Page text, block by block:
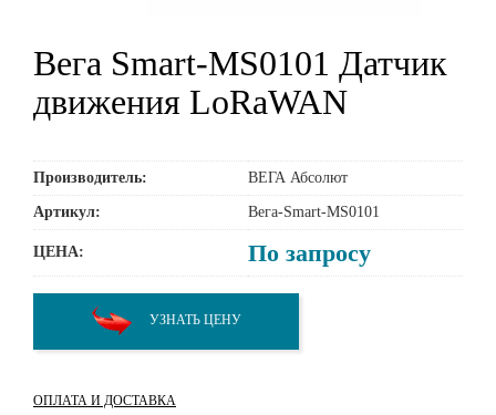
Вега Smart-MS0101 Датчик
движения LoRaWAN
Производитель: ВЕГА Абсолют
Артикул: Вега-Smart-MS0101
ЦЕНА: По запросу
УЗНАТЬ ЦЕНУ
ОПЛАТА И ДОСТАВКА